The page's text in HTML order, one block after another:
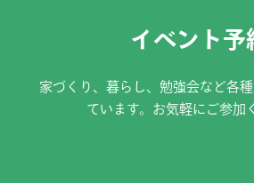
イベント予
家づくり、暮らし、勉強会など各
ています。お気軽にご参加